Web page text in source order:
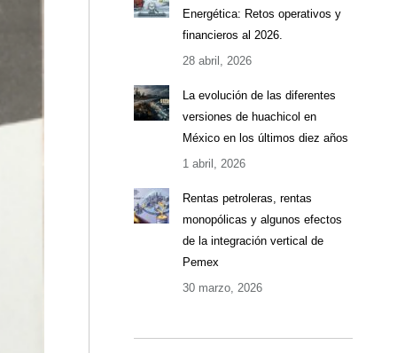
Energética: Retos operativos y
financieros al 2026.
28 abril, 2026
La evolución de las diferentes
versiones de huachicol en
México en los últimos diez años
1 abril, 2026
Rentas petroleras, rentas
monopólicas y algunos efectos
de la integración vertical de
Pemex
30 marzo, 2026